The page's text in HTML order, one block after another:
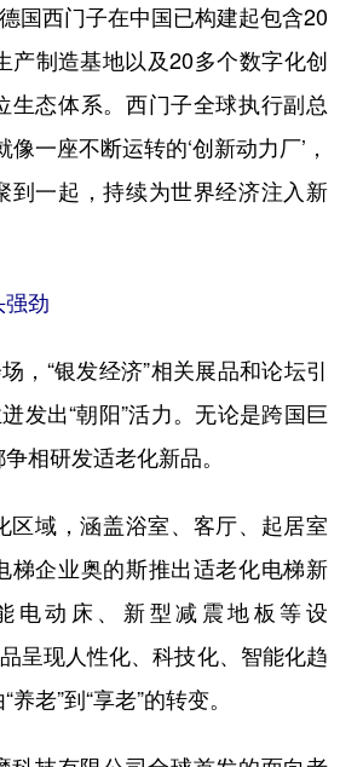
西门子在中国已构建起包含20
产制造基地以及20多个数字化创
生态体系。西门子全球执行副总
一座不断运转的‘创新动力厂’，
到一起，持续为世界经济注入新
劲
“银发经济”相关展品和论坛引
迸发出“朝阳”活力。无论是跨国巨
相研发适老化新品。
域，涵盖浴室、客厅、起居室
梯企业奥的斯推出适老化电梯新
电动床、新型减震地板等设
呈现人性化、科技化、智能化趋
老”到“享老”的转变。